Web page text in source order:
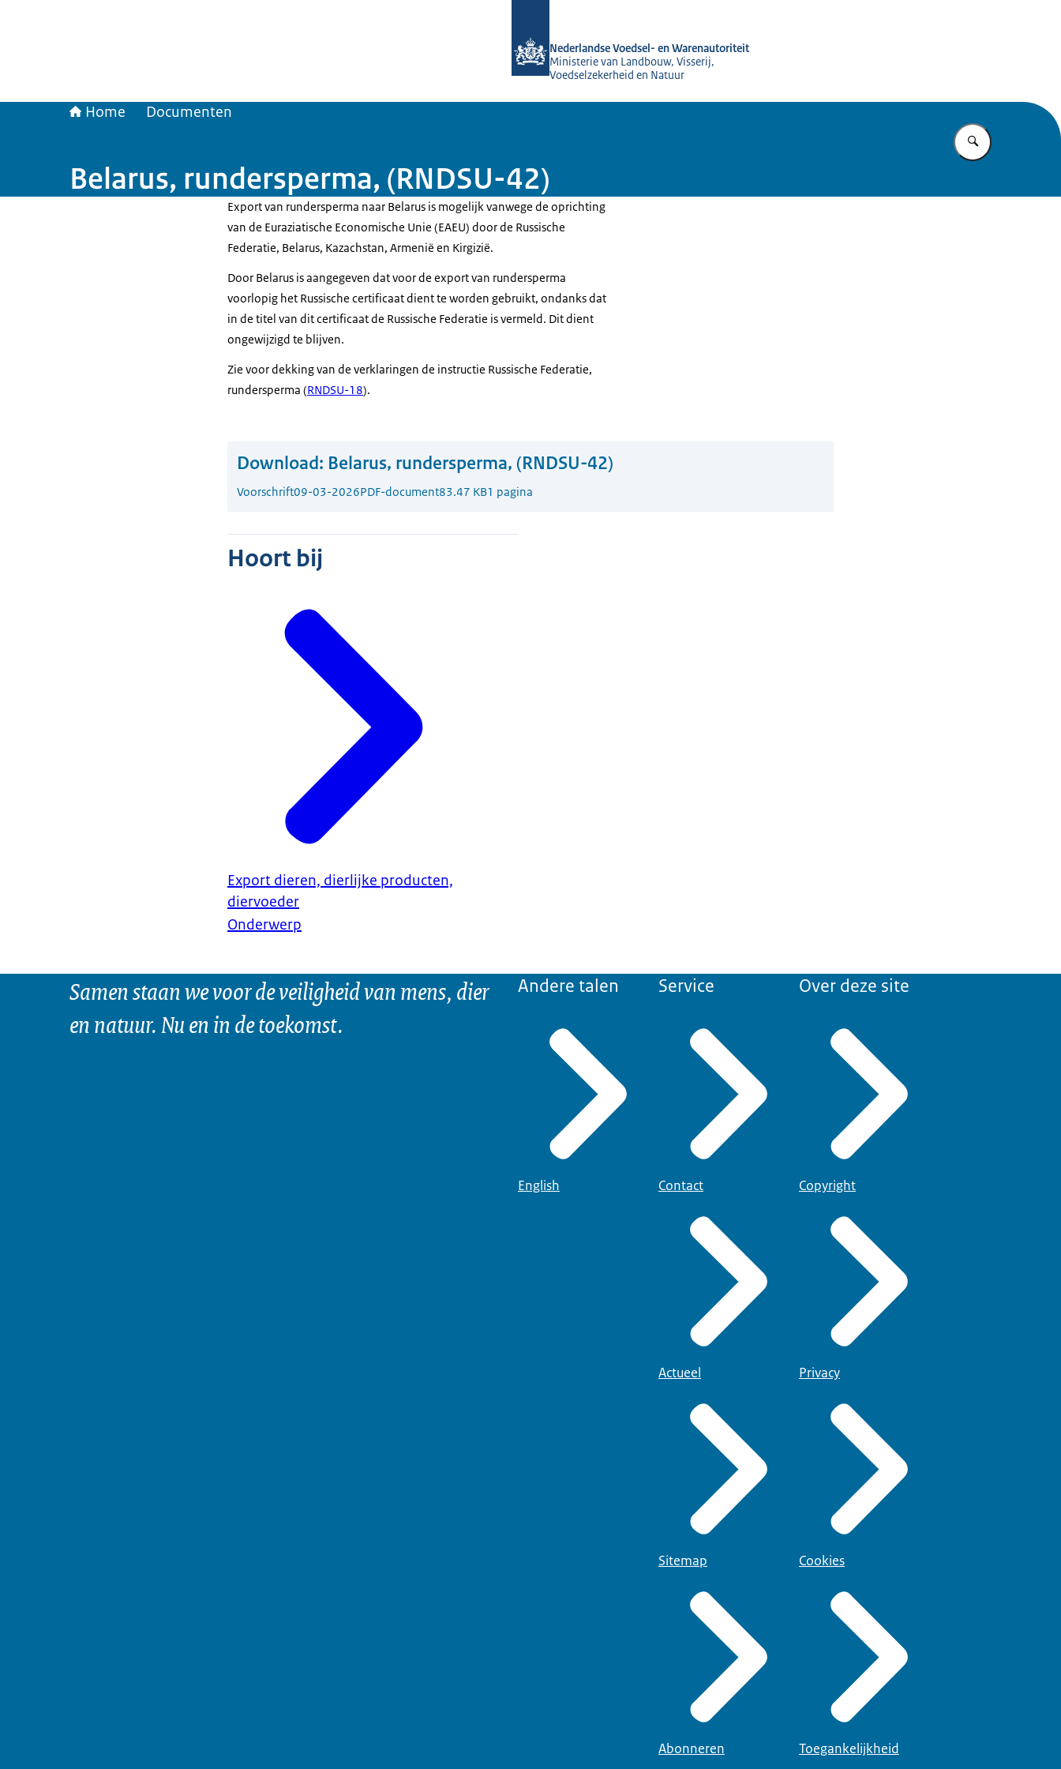
Nederlandse Voedsel- en Warenautoriteit
Ministerie van Landbouw, Visserij,
Voedselzekerheid en Natuur
Home Documenten
Vul in wat u
Belarus, rundersperma, (RNDSU-42)
Export van rundersperma naar Belarus is mogelijk vanwege de oprichting
van de Euraziatische Economische Unie (EAEU) door de Russische
Federatie, Belarus, Kazachstan, Armenië en Kirgizië.
Door Belarus is aangegeven dat voor de export van rundersperma
voorlopig het Russische certificaat dient te worden gebruikt, ondanks dat
in de titel van dit certificaat de Russische Federatie is vermeld. Dit dient
ongewijzigd te blijven.
Zie voor dekking van de verklaringen de instructie Russische Federatie,
rundersperma (RNDSU-18).
Download: Belarus, rundersperma, (RNDSU-42)
Voorschrift09-03-2026PDF-document83.47 KB1 pagina
Hoort bij
Export dieren, dierlijke producten,
diervoeder
Onderwerp
Samen staan we voor de veiligheid van mens, dier
en natuur. Nu en in de toekomst.
Andere talen
English
Service
Contact
Actueel
Sitemap
Abonneren
Over deze site
Copyright
Privacy
Cookies
Toegankelijkheid